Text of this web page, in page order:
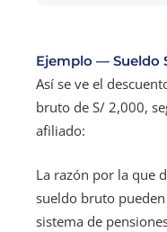
Ejemplo — Sueldo
Así se ve el
bruto de S/ 2,000,
afiliado:
La razón por la que
sueldo bruto
sistema de